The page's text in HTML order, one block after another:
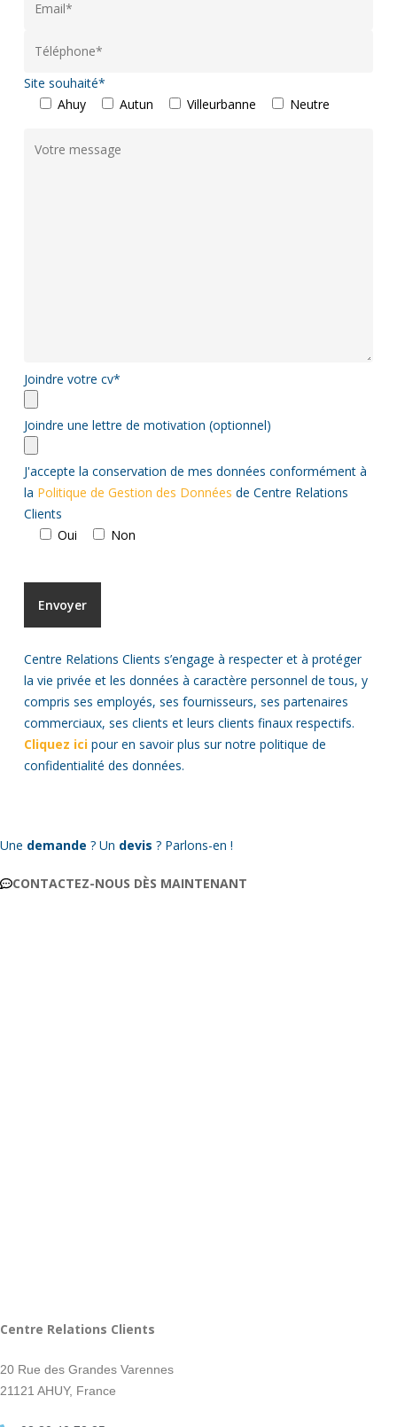
Site souhaité*
Ahuy
Autun Villeurbanne Neutre
Joindre votre cv*
Joindre une lettre de motivation (optionnel)
J'accepte la conservation de mes données conformément à
la Politique de Gestion des Données de Centre Relations
Clients
Oui
Non
Centre Relations Clients s’engage à respecter et à protéger
la vie privée et les données à caractère personnel de tous, y
compris ses employés, ses fournisseurs, ses partenaires
commerciaux, ses clients et leurs clients finaux respectifs.
Cliquez ici pour en savoir plus sur notre politique de
confidentialité des données.
Une demande ? Un devis ? Parlons-en !
CONTACTEZ-NOUS DÈS MAINTENANT
Centre Relations Clients
20 Rue des Grandes Varennes
21121 AHUY, France